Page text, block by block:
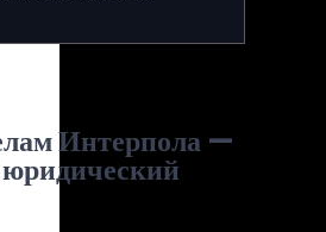
Интерпола —